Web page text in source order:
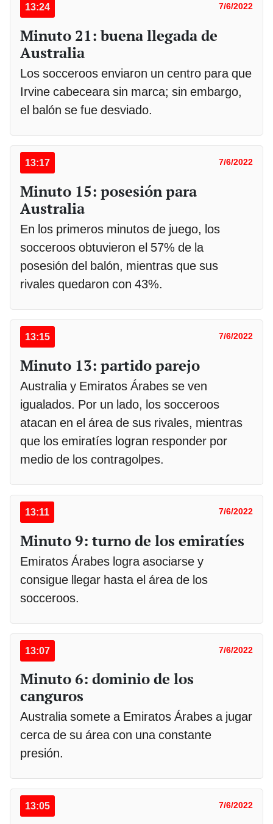
13:24 7/6/2022
Minuto 21: buena llegada de
Australia
Los socceroos enviaron un centro para que
Irvine cabeceara sin marca; sin embargo,
el balón se fue desviado.
13:17 7/6/2022
Minuto 15: posesión para
Australia
En los primeros minutos de juego, los
socceroos obtuvieron el 57% de la
posesión del balón, mientras que sus
rivales quedaron con 43%.
13:15 7/6/2022
Minuto 13: partido parejo
Australia y Emiratos Árabes se ven
igualados. Por un lado, los socceroos
atacan en el área de sus rivales, mientras
que los emiratíes logran responder por
medio de los contragolpes.
13:11 7/6/2022
Minuto 9: turno de los emiratíes
Emiratos Árabes logra asociarse y
consigue llegar hasta el área de los
socceroos.
13:07 7/6/2022
Minuto 6: dominio de los
canguros
Australia somete a Emiratos Árabes a jugar
cerca de su área con una constante
presión.
13:05 7/6/2022